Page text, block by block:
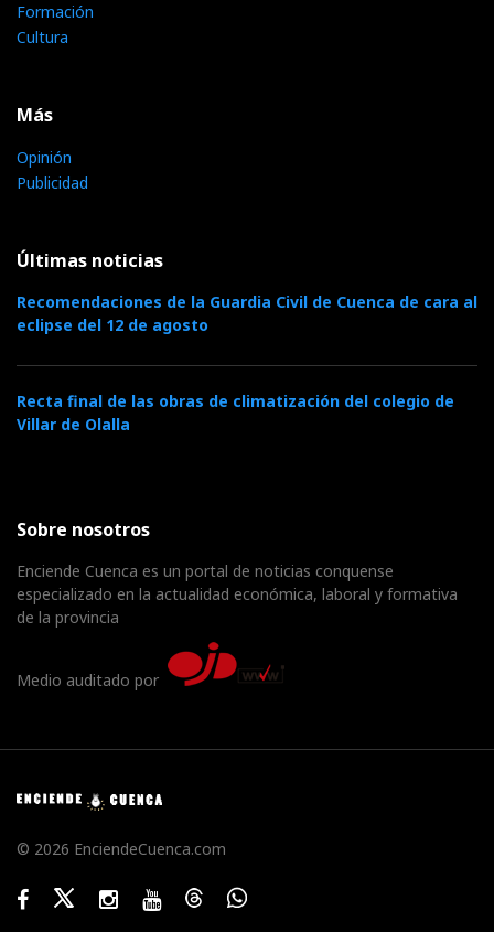
Formación
Cultura
Más
Opinión
Publicidad
Últimas noticias
Recomendaciones de la Guardia Civil de Cuenca de cara al
eclipse del 12 de agosto
Recta final de las obras de climatización del colegio de
Villar de Olalla
Sobre nosotros
Enciende Cuenca es un portal de noticias conquense
especializado en la actualidad económica, laboral y formativa
de la provincia
Medio auditado por
© 2026 EnciendeCuenca.com
FacebookTwitterInstagramYoutubeThreadsWhatsApp